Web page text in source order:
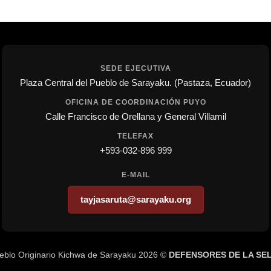
SEDE EJECUTIVA
Plaza Central del Pueblo de Sarayaku. (Pastaza, Ecuador)
OFICINA DE COORDINACIÓN PUYO
Calle Francisco de Orellana y General Villamil
TELEFAX
+593-032-896 999
E-MAIL
tayjasaruta@sarayaku.org
Originario Kichwa de Sarayaku 2026 © DEFENSORES DE LA